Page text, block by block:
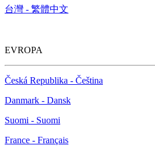
台灣 - 繁體中文
EVROPA
Česká Republika - Čeština
Danmark - Dansk
Suomi - Suomi
France - Français